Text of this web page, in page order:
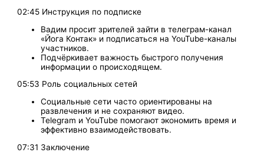
02:45 Инструкция по подписке
Вадим просит зрителей зайти в телеграм-канал
«Йога Контак» и подписаться на YouTube-каналы
участников.
Подчёркивает важность быстрого получения
информации о происходящем.
05:53 Роль социальных сетей
Социальные сети часто ориентированы на
развлечения и не сохраняют видео.
Telegram и YouTube помогают экономить время и
эффективно взаимодействовать.
07:31 Заключение